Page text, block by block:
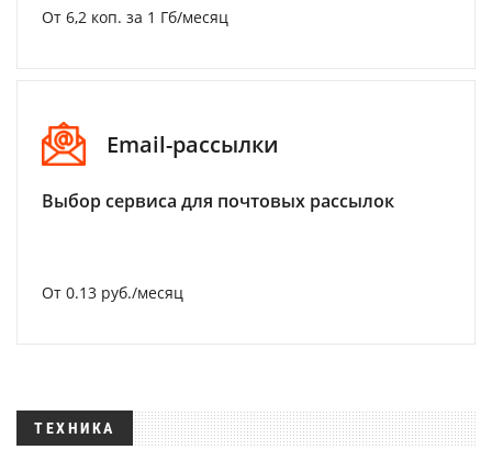
От 6,2 коп. за 1 Гб/месяц
Email-рассылки
Выбор сервиса для почтовых рассылок
От 0.13 руб./месяц
ТЕХНИКА